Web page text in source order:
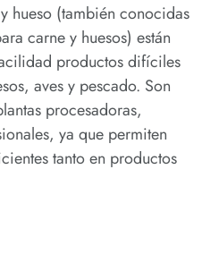
hueso (también conocidas
carne y huesos) están
productos difíciles
aves y pescado. Son
procesadoras,
ya que permiten
tanto en productos